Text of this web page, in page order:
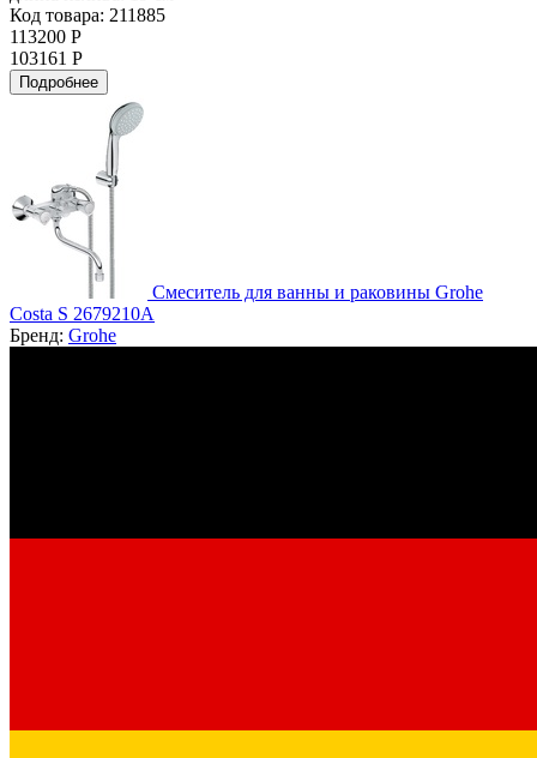
Код товара: 211885
113200 Р
103161 Р
Подробнее
Смеситель для ванны и раковины Grohe
Costa S 2679210A
Бренд: Grohe